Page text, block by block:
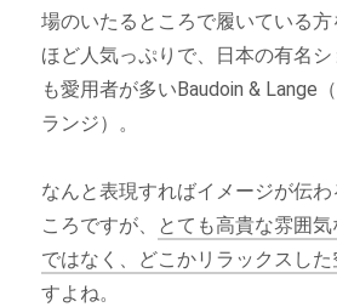
場のいたるところで履いている方
ほど人気っぷりで、日本の有名
も愛用者が多いBaudoin & Lange
ランジ）。
なんと表現すればイメージが伝
ころですが、
とても高貴な雰囲
ではなく、どこかリラックスし
すよね。